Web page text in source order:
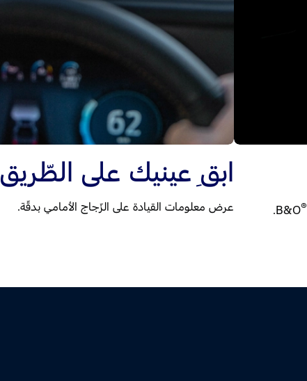
®
ابقِ عينيك على الطّريق
عرض معلومات القيادة على الزّجاج الأمامي بدقّة.